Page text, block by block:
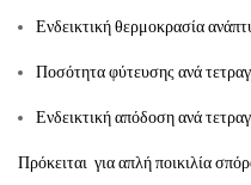
Ενδεικτική θερμοκρασία
Ποσότητα φύτευσης ανά
Ενδεικτική απόδοση ανά
Πρόκειται για απλή ποικιλία